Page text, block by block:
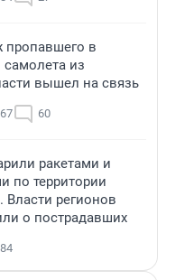
пропавшего в
из
вышел на связь
60
ракетами и
по территории
Власти регионов
о пострадавших